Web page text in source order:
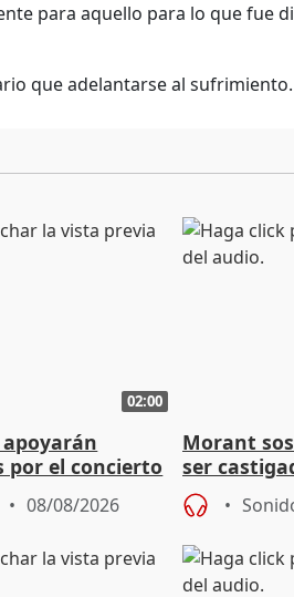
para aquello para lo que fue
que adelantarse al sufrimiento.
02:00
por el concierto
08/08/2026
Morant
ser
"pulsión de